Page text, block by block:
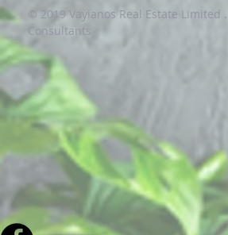
© 2019 Vayianos Real Estate Limited .
Consultants